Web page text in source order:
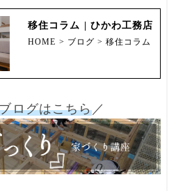
移住コラム | ひかわ工務店
HOME > ブログ > 移住コラム
ログはこちら／